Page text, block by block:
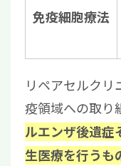
免疫細胞療法
リペアセルク
疫領域への取り
ルエンザ後遺症
生医療を行うも